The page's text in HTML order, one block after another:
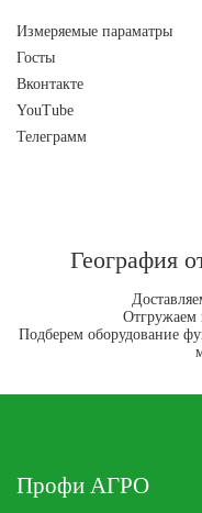
Измеряемые параматры
Госты
Вконтакте
YouTube
Телеграмм
География
Отгружаем
Подберем оборудование
Профи АГРО